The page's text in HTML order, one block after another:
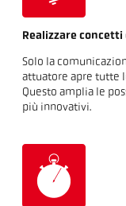
Realizzare
Solo la
attuatore apre tutte
Questo amplia le
più innovativi.